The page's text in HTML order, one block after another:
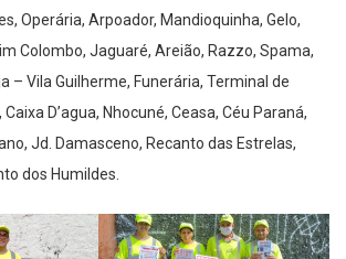
Operária, Arpoador, Mandioquinha, Gelo,
Colombo, Jaguaré, Areião, Razzo, Spama,
– Vila Guilherme, Funerária, Terminal de
D’agua, Nhocuné, Ceasa, Céu Paraná,
Jd. Damasceno, Recanto das Estrelas,
dos Humildes.